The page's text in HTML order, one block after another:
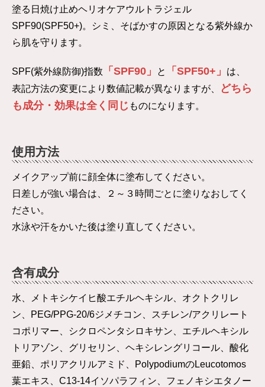
塗る日焼け止めヘリオケアウルトラジェル
SPF90(SPF50+)。シミ、そばかすの原因となる紫外線か
ら肌を守ります。
SPF(紫外線防御)指数 「SPF90」 と 「SPF50+」
は、
表記方法の変更により数値記載が異なりますが、
どちら
も成分・効果は全く同じ ものになります。
使用方法
メイクアップ前に顔全体に塗布してください。
日差しが強い場合は、２～３時間ごとに塗りなおしてく
ださい。
水泳や汗をかいた後は塗り直してください。
含有成分
水、メトキシケイヒ酸エチルヘキシル、オクトクリレ
ン、PEG/PPG-20/6ジメチコン、スチレン/アクリレート
コポリマー、シクロペンタシロキサン、エチルヘキシル
トリアゾン、グリセリン、ヘキシレングリコール、酸化
亜鉛、ポリアクリルアミド、PolypodiumのLeucotomos
葉エキス、C13-14イソパラフィン、フェノキシエタノー